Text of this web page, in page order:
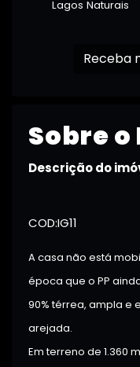
Lagos Naturais
Sobre
Descrição do
COD:IG11
A casa não está
época que o PP
90% térrea, ampla e
arejada.
Em terreno de 1.360